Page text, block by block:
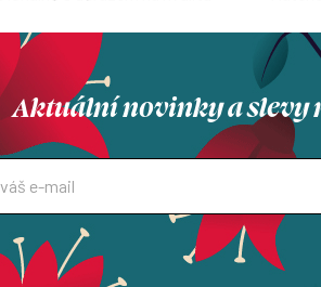
Aktuální novinky a slevy